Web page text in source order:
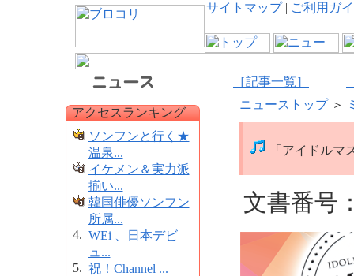
サイトマップ| ご利用ガ
［記事一覧］
アクセスランキング
ソンフンと行く★
温泉...
イケメン＆実力派
揃い...
韓国俳優ソンフン
所属...
4. WEi 、日本デビ
ュ...
5. 祝！Channel ...
ニューストップ＞
「アイドルマ
文書番号